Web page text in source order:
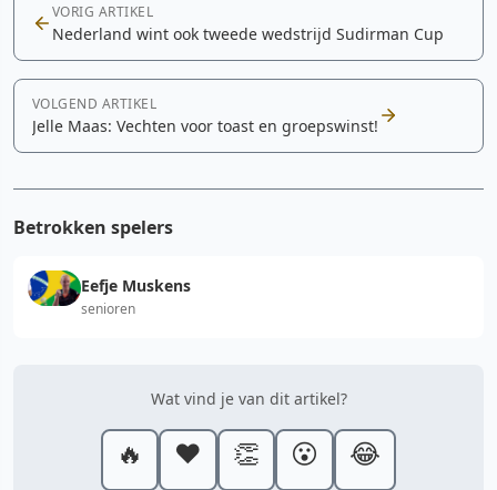
VORIG ARTIKEL
Nederland wint ook tweede wedstrijd Sudirman Cup
VOLGEND ARTIKEL
Jelle Maas: Vechten voor toast en groepswinst!
Betrokken spelers
Eefje Muskens
senioren
Wat vind je van dit artikel?
🔥 ❤️ 👏 😮 😂